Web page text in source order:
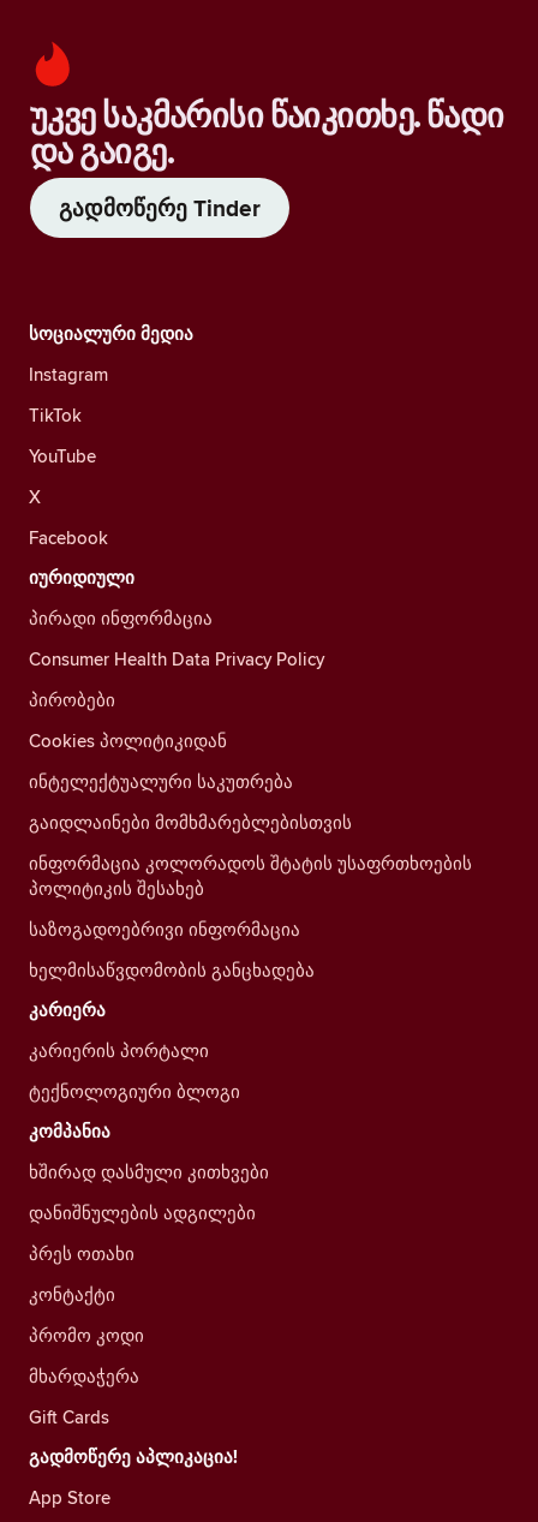
უკვე საკმარისი წაიკითხე. წადი
და გაიგე.
გადმოწერე Tinder
სოციალური მედია
Instagram
TikTok
YouTube
X
Facebook
იურიდიული
პირადი ინფორმაცია
Consumer Health Data Privacy Policy
პირობები
Cookies პოლიტიკიდან
ინტელექტუალური საკუთრება
გაიდლაინები მომხმარებლებისთვის
ინფორმაცია კოლორადოს შტატის უსაფრთხოების
პოლიტიკის შესახებ
საზოგადოებრივი ინფორმაცია
ხელმისაწვდომობის განცხადება
კარიერა
კარიერის პორტალი
ტექნოლოგიური ბლოგი
კომპანია
ხშირად დასმული კითხვები
დანიშნულების ადგილები
პრეს ოთახი
კონტაქტი
პრომო კოდი
მხარდაჭერა
Gift Cards
გადმოწერე აპლიკაცია!
App Store